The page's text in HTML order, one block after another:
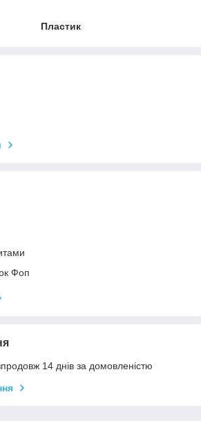
Пластик
Фоп
14 днів за домовленістю